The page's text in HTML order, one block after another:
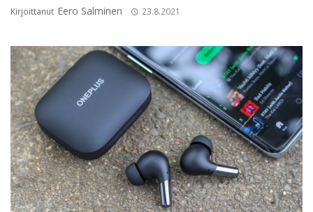
Kirjoittanut Eero Salminen 23.8.2021